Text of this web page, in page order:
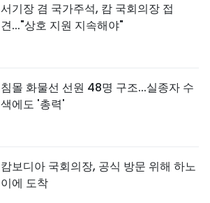
서기장 겸 국가주석, 캄 국회의장 접
견..."상호 지원 지속해야"
침몰 화물선 선원 48명 구조...실종자 수
색에도 '총력'
캄보디아 국회의장, 공식 방문 위해 하노
이에 도착